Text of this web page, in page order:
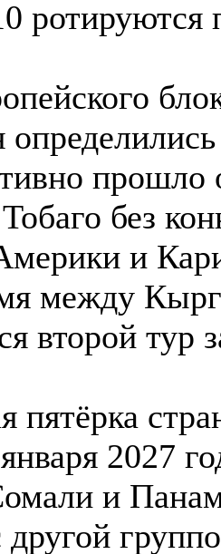
ротируются
без
и
между
второй тур
пятёрка
2027
и
другой